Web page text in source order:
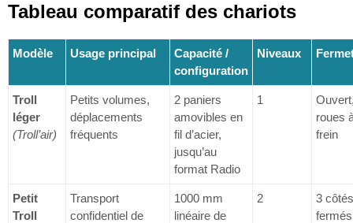
Tableau comparatif des chariots
Modèle Usage principal
Capacité /
configuration
Niveaux
Troll
léger
(Troll’air)
Petits volumes,
déplacements
fréquents
2 paniers
amovibles en
fil d’acier,
jusqu’au
format Radio
1
roues
frein
Petit
Troll
Transport
confidentiel de
1000 mm
linéaire de
2
3 côtés
fermés